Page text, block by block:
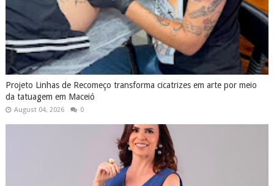
Por que os brasileiros ficam tão emocionados na Copa do Mundo?
June 19, 2026